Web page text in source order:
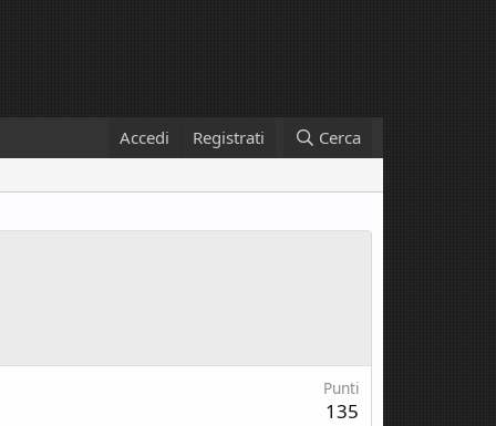
Accedi Registrati Cerca
Punti
135